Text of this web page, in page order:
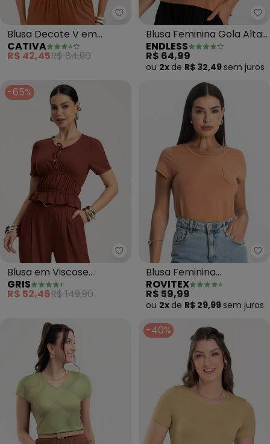
Cativa - Blusa Decote V em
Blusa Decote V em
Canelado (Marrom
Claro)
CATIVA
R$ 42,45R$ 84,90
Blusa Feminina Gola Alta
(Marrom)
ENDLESS
R$ 64,99
ou 2x de R$ 32,49 sem juros
-65%
Gris - Blusa em Viscose
Blusa em Viscose
(Marrom)
GRIS
R$ 52,46R$ 149,90
Blusa Feminina
Viscotorcion com Bolso
(Marrom)
ROVITEX
R$ 59,99
ou 2x de R$ 29,99 sem juros
-40%